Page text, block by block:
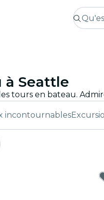
à Seattle
incontournables